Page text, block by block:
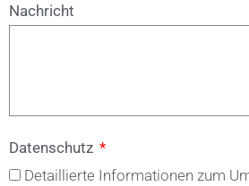
Nachricht
Datenschutz
Detaillierte Informationen zum